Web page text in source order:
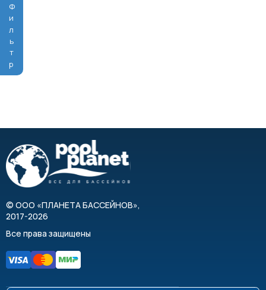
Фильтр
© ООО «ПЛАНЕТА БАССЕЙНОВ»,
2017-2026
Все права защищены